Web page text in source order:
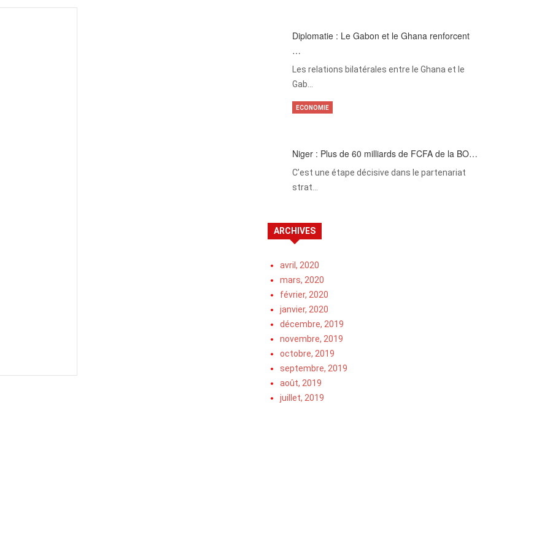
Diplomatie : Le Gabon et le Ghana renforcent
…
Les relations bilatérales entre le Ghana et le
Gab…
Niger : Plus de 60 milliards de FCFA de la BO…
C’est une étape décisive dans le partenariat
strat…
ECONOMIE
ARCHIVES
avril, 2020
mars, 2020
février, 2020
janvier, 2020
décembre, 2019
novembre, 2019
octobre, 2019
septembre, 2019
août, 2019
juillet, 2019